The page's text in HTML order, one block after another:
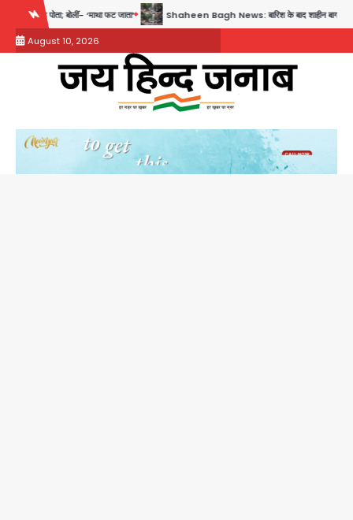
content
फट जाता’ Shaheen Bagh News: बारिश के बाद शाहीन बाग में जलभराव और गड्ढे, सीवर
August 10, 2026